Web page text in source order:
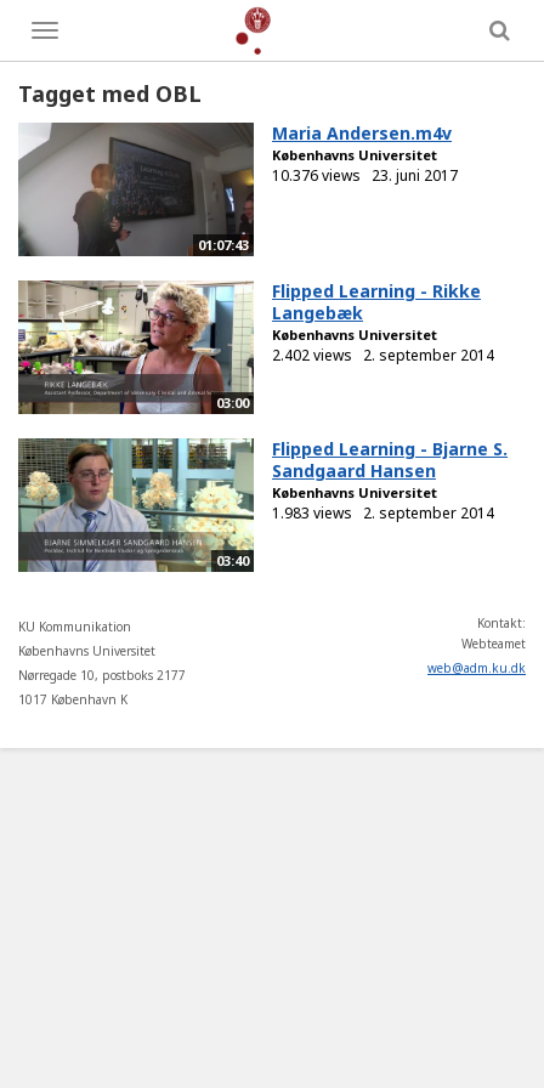
Toggle
menu
Tagget med OBL
01:07:43
Maria Andersen.m4v
Københavns Universitet
10.376 views 23. juni 2017
03:00
Flipped Learning - Rikke
Langebæk
Københavns Universitet
2.402 views 2. september 2014
03:40
Flipped Learning - Bjarne S.
Sandgaard Hansen
Københavns Universitet
1.983 views 2. september 2014
KU Kommunikation
Københavns Universitet
Nørregade 10, postboks 2177
1017 København K
Kontakt:
Webteamet
web@adm ku dk